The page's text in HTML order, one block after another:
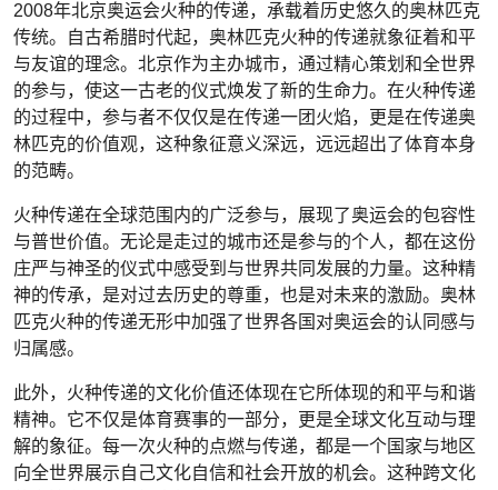
2008年北京奥运会火种的传递，承载着历史悠久的奥林匹克
传统。自古希腊时代起，奥林匹克火种的传递就象征着和平
与友谊的理念。北京作为主办城市，通过精心策划和全世界
的参与，使这一古老的仪式焕发了新的生命力。在火种传递
的过程中，参与者不仅仅是在传递一团火焰，更是在传递奥
林匹克的价值观，这种象征意义深远，远远超出了体育本身
的范畴。
火种传递在全球范围内的广泛参与，展现了奥运会的包容性
与普世价值。无论是走过的城市还是参与的个人，都在这份
庄严与神圣的仪式中感受到与世界共同发展的力量。这种精
神的传承，是对过去历史的尊重，也是对未来的激励。奥林
匹克火种的传递无形中加强了世界各国对奥运会的认同感与
归属感。
此外，火种传递的文化价值还体现在它所体现的和平与和谐
精神。它不仅是体育赛事的一部分，更是全球文化互动与理
解的象征。每一次火种的点燃与传递，都是一个国家与地区
向全世界展示自己文化自信和社会开放的机会。这种跨文化